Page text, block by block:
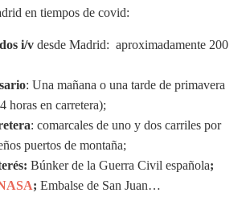
en tiempos de covid:
i/v desde Madrid: aproximadamente 200
: Una mañana o una tarde de primavera
horas en carretera);
: comarcales de uno y dos carriles por
puertos de montaña;
Búnker de la Guerra Civil española;
; Embalse de San Juan…